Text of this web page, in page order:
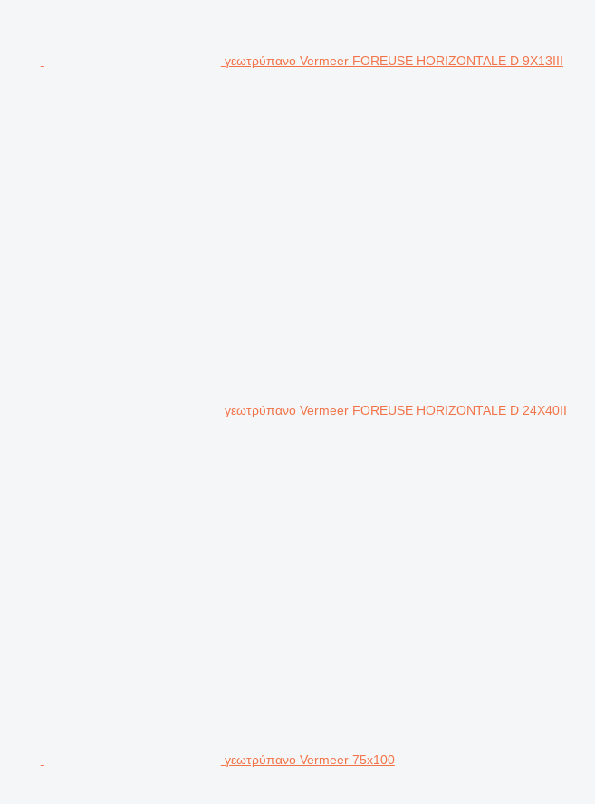
γεωτρύπανο Vermeer FOREUSE HORIZONTALE D 9X13III
γεωτρύπανο Vermeer FOREUSE HORIZONTALE D 24X40II
γεωτρύπανο Vermeer 75x100